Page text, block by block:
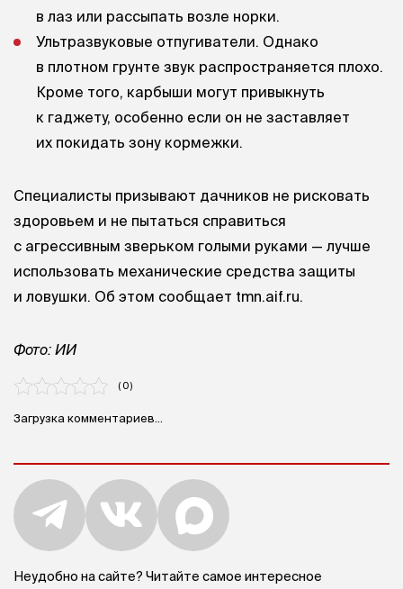
в лаз или рассыпать возле норки.
Ультразвуковые отпугиватели. Однако
в плотном грунте звук распространяется плохо.
Кроме того, карбыши могут привыкнуть
к гаджету, особенно если он не заставляет
их покидать зону кормежки.
Специалисты призывают дачников не рисковать
здоровьем и не пытаться справиться
с агрессивным зверьком голыми руками — лучше
использовать механические средства защиты
и ловушки. Об этом сообщает tmn.aif.ru.
Фото: ИИ
( 0 )
Загрузка комментариев...
Неудобно на сайте? Читайте самое интересное